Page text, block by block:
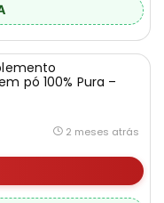
pó 100% Pura –
2 meses atrás